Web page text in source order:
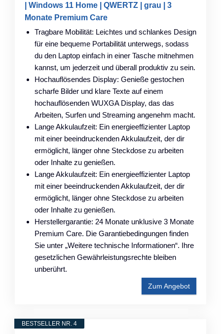
| Windows 11 Home | QWERTZ | grau | 3
Monate Premium Care
Tragbare Mobilität: Leichtes und schlankes Design
für eine bequeme Portabilität unterwegs, sodass
du den Laptop einfach in einer Tasche mitnehmen
kannst, um jederzeit und überall produktiv zu sein.
Hochauflösendes Display: Genieße gestochen
scharfe Bilder und klare Texte auf einem
hochauflösenden WUXGA Display, das das
Arbeiten, Surfen und Streaming angenehm macht.
Lange Akkulaufzeit: Ein energieeffizienter Laptop
mit einer beeindruckenden Akkulaufzeit, der dir
ermöglicht, länger ohne Steckdose zu arbeiten
oder Inhalte zu genießen.
Lange Akkulaufzeit: Ein energieeffizienter Laptop
mit einer beeindruckenden Akkulaufzeit, der dir
ermöglicht, länger ohne Steckdose zu arbeiten
oder Inhalte zu genießen.
Herstellergarantie: 24 Monate unklusive 3 Monate
Premium Care. Die Garantiebedingungen finden
Sie unter „Weitere technische Informationen“. Ihre
gesetzlichen Gewährleistungsrechte bleiben
unberührt.
Zum Angebot
BESTSELLER NR. 4